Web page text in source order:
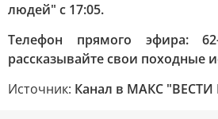
людей" с 17:05.
Телефон прямого эфира:
рассказывайте свои походные
Источник: Канал в МАКС